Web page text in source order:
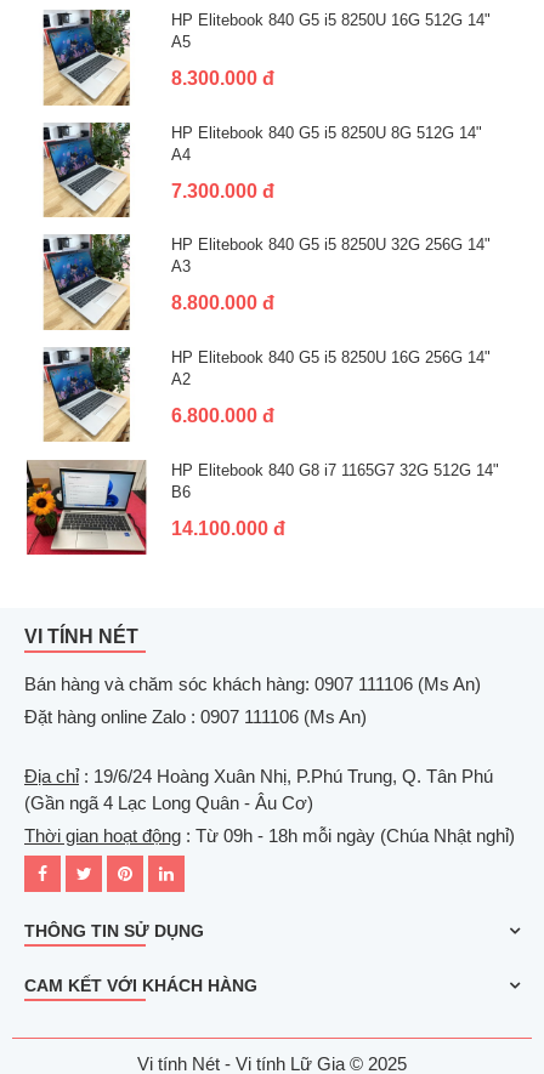
HP Elitebook 840 G5 i5 8250U 16G 512G 14"
A5
8.300.000 đ
HP Elitebook 840 G5 i5 8250U 8G 512G 14"
A4
7.300.000 đ
HP Elitebook 840 G5 i5 8250U 32G 256G 14"
A3
8.800.000 đ
HP Elitebook 840 G5 i5 8250U 16G 256G 14"
A2
6.800.000 đ
HP Elitebook 840 G8 i7 1165G7 32G 512G 14"
B6
14.100.000 đ
VI TÍNH NÉT
Bán hàng và chăm sóc khách hàng: 0907 111106 (Ms An)
Đặt hàng online Zalo : 0907 111106 (Ms An)
Địa chỉ: 19/6/24 Hoàng Xuân Nhị, P.Phú Trung, Q. Tân Phú
(Gần ngã 4 Lạc Long Quân - Âu Cơ)
Thời gian hoạt động : Từ 09h - 18h mỗi ngày (Chúa Nhật nghỉ)
THÔNG TIN SỬ DỤNG
CAM KẾT VỚI KHÁCH HÀNG
Vi tính Nét - Vi tính Lữ Gia © 2025